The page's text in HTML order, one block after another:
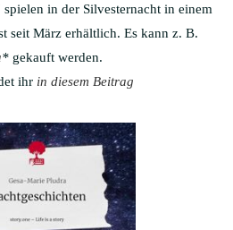
in der Silvesternacht in einem
seit März erhältlich. Es kann z. B.
* gekauft werden.
ihr in diesem Beitrag